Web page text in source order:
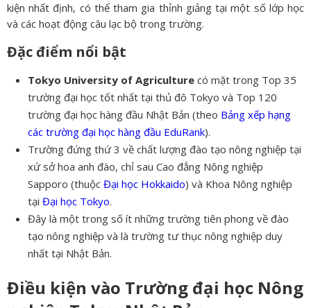
kiện nhất định, có thể tham gia thỉnh giảng tại một số lớp học
và các hoạt động câu lạc bộ trong trường.
Đặc điểm nổi bật
Tokyo University of Agriculture có mặt trong Top 35
trường đại học tốt nhất tại thủ đô Tokyo và Top 120
trường đại học hàng đầu Nhật Bản (theo Bảng xếp hạng
các trường đại học hàng đầu EduRank).
Trường đứng thứ 3 về chất lượng đào tạo nông nghiệp tại
xứ sở hoa anh đào, chỉ sau Cao đẳng Nông nghiệp
Sapporo (thuộc Đại học Hokkaido) và Khoa Nông nghiệp
tại Đại học Tokyo.
Đây là một trong số ít những trường tiên phong về đào
tạo nông nghiệp và là trường tư thục nông nghiệp duy
nhất tại Nhật Bản.
Điều kiện vào Trường đại học Nông